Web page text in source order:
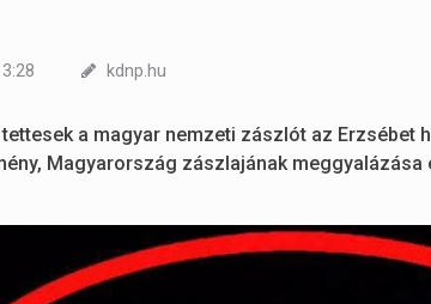
kdnp.hu
a magyar nemzeti zászlót az Erzsébet
Magyarország zászlajának